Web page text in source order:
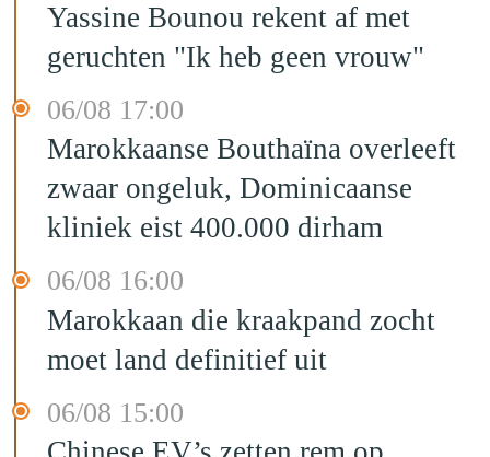
Yassine Bounou rekent af met
geruchten "Ik heb geen vrouw"
06/08 17:00
Marokkaanse Bouthaïna overleeft
zwaar ongeluk, Dominicaanse
kliniek eist 400.000 dirham
06/08 16:00
Marokkaan die kraakpand zocht
moet land definitief uit
06/08 15:00